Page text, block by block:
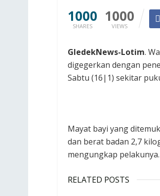
1000
SHARES
1000
VIEWS
GledekNews-Lotim.
digegerkan dengan
Sabtu (16|1) sekitar
Mayat bayi yang
dan berat badan 2,7
mengungkap pelakunya.
RELATED POSTS